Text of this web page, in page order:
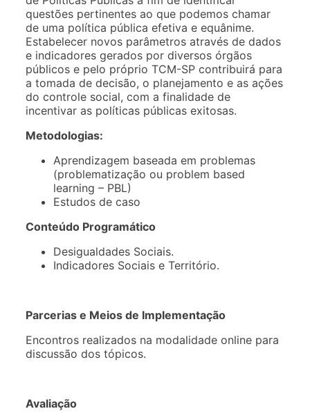
questões pertinentes ao que podemos chamar
de uma política pública efetiva e equânime.
Estabelecer novos parâmetros através de dados
e indicadores gerados por diversos órgãos
públicos e pelo próprio TCM-SP contribuirá para
a tomada de decisão, o planejamento e as ações
do controle social, com a finalidade de
incentivar as políticas públicas exitosas.
Metodologias:
Aprendizagem baseada em problemas
(problematização ou problem based
learning – PBL)
Estudos de caso
Conteúdo Programático
Desigualdades Sociais.
Indicadores Sociais e Território.
Parcerias e Meios de Implementação
Encontros realizados na modalidade online para
discussão dos tópicos.
Avaliação